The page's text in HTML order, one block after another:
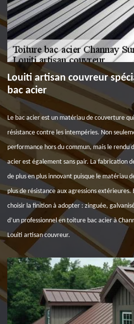
Louiti artisan couvreur
bac acier
Le bac acier est un matériau de couverture
résistance contre les intempéries. Non
performance hors du commun, mais le rendu
acier est également sans pair. La fabrication
de plus en plus innovant puisque le matériau
plus de résistance aux agressions
choisir la finition à adopter : zinguée,
d’un professionnel en toiture bac acier à
Louiti artisan couvreur.